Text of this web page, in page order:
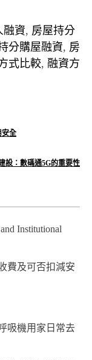
融資, 房屋持分
分購屋融資, 房
式比較, 融資方
安全
設：數碼通5G的重要性
Institutional
費及可否扣減安
吸機用家日常去